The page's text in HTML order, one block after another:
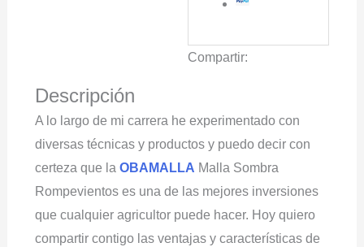
Compartir:
Descripción
A lo largo de mi carrera he experimentado con
diversas técnicas y productos y puedo decir con
certeza que la OBAMALLA Malla Sombra
Rompevientos es una de las mejores inversiones
que cualquier agricultor puede hacer. Hoy quiero
compartir contigo las ventajas y características de